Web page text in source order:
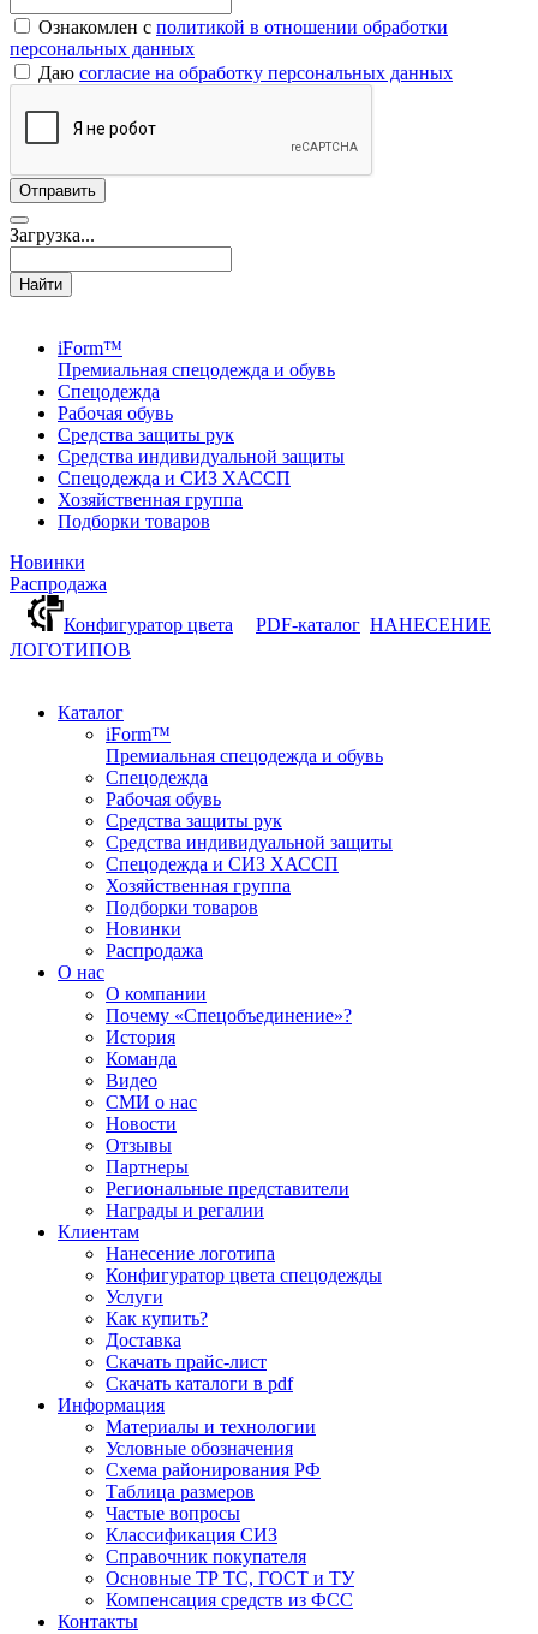
Ознакомлен с политикой в отношении обработки
персональных данных
Даю согласие на обработку персональных данных
Загрузка...
Найти
iForm™
Премиальная спецодежда и обувь
Спецодежда
Рабочая обувь
Средства защиты рук
Средства индивидуальной защиты
Спецодежда и СИЗ ХАССП
Хозяйственная группа
Подборки товаров
Новинки
Распродажа
Конфигуратор цвета
PDF-каталог НАНЕСЕНИЕ
ЛОГОТИПОВ
Каталог
iForm™
Премиальная спецодежда и обувь
Спецодежда
Рабочая обувь
Средства защиты рук
Средства индивидуальной защиты
Спецодежда и СИЗ ХАССП
Хозяйственная группа
Подборки товаров
Новинки
Распродажа
О нас
О компании
Почему «Спецобъединение»?
История
Команда
Видео
СМИ о нас
Новости
Отзывы
Партнеры
Региональные представители
Награды и регалии
Клиентам
Нанесение логотипа
Конфигуратор цвета спецодежды
Услуги
Как купить?
Доставка
Скачать прайс-лист
Скачать каталоги в pdf
Информация
Материалы и технологии
Условные обозначения
Схема районирования РФ
Таблица размеров
Частые вопросы
Классификация СИЗ
Справочник покупателя
Основные ТР ТС, ГОСТ и ТУ
Компенсация средств из ФСС
Контакты